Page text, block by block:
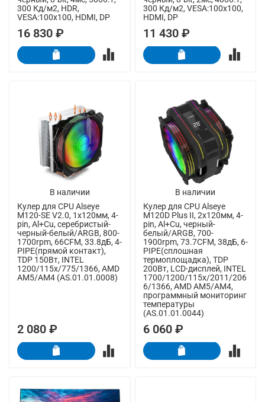
300 Кд/м2, HDR,
VESA:100x100, HDMI, DP
16 830 ₽
300 Кд/м2, VESA:100x100,
HDMI, DP
11 430 ₽
В наличии
Кулер для CPU Alseye
M120-SE V2.0, 1х120мм, 4-
pin, Al+Cu, серебристый-
черный-белый/ARGB, 800-
1700rpm, 66CFM, 33.8дБ, 4-
PIPE(прямой контакт),
TDP 150Вт, INTEL
1200/115x/775/1366, AMD
AM5/AM4 (AS.01.01.0008)
2 080 ₽
В наличии
Кулер для CPU Alseye
M120D Plus II, 2х120мм, 4-
pin, Al+Cu, черный-
белый/ARGB, 700-
1900rpm, 73.7CFM, 38дБ, 6-
PIPE(сплошная
термоплощадка), TDP
200Вт, LCD-дисплей, INTEL
1700/1200/115x/2011/206
6/1366, AMD AM5/AM4,
программный мониторинг
температуры
(AS.01.01.0044)
6 060 ₽